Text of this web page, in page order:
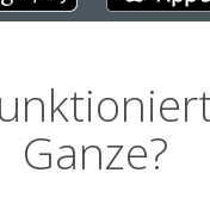
Ganze?